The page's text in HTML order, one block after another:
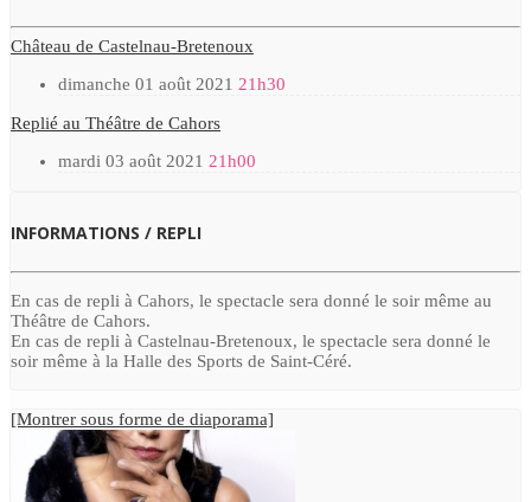
Château de Castelnau-Bretenoux
dimanche 01 août 2021 21h30
Replié au Théâtre de Cahors
mardi 03 août 2021 21h00
INFORMATIONS / REPLI
En cas de repli à Cahors, le spectacle sera donné le soir même au
Théâtre de Cahors.
En cas de repli à Castelnau-Bretenoux, le spectacle sera donné le
soir même à la Halle des Sports de Saint-Céré.
[Montrer sous forme de diaporama]